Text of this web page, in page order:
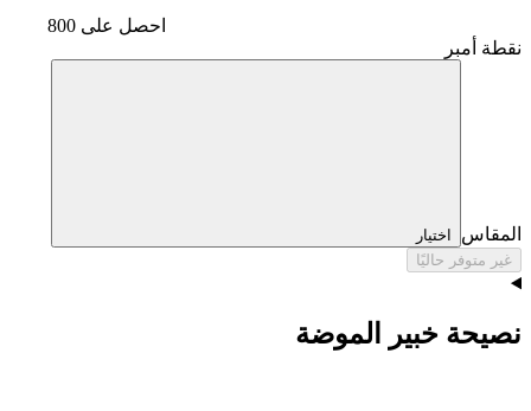
احصل على 800
نقطة أمبر
المقاس
اختيار
غير متوفر حاليًا
نصيحة خبير الموضة